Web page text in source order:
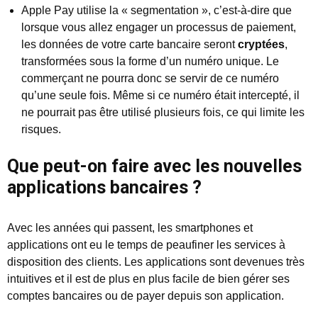
Apple Pay utilise la « segmentation », c’est-à-dire que
lorsque vous allez engager un processus de paiement,
les données de votre carte bancaire serontcryptées,
transformées sous la forme d’un numéro unique. Le
commerçant ne pourra donc se servir de ce numéro
qu’une seule fois. Même si ce numéro était intercepté, il
ne pourrait pas être utilisé plusieurs fois, ce qui limite les
risques.
Que peut-on faire avec les nouvelles
applications bancaires ?
Avec les années qui passent, les smartphones et
applications ont eu le temps de peaufiner les services à
disposition des clients. Les applications sont devenues très
intuitives et il est de plus en plus facile de bien gérer ses
comptes bancaires ou de payer depuis son application.